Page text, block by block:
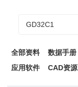
全部资料 数据手册
应用软件
CAD资源